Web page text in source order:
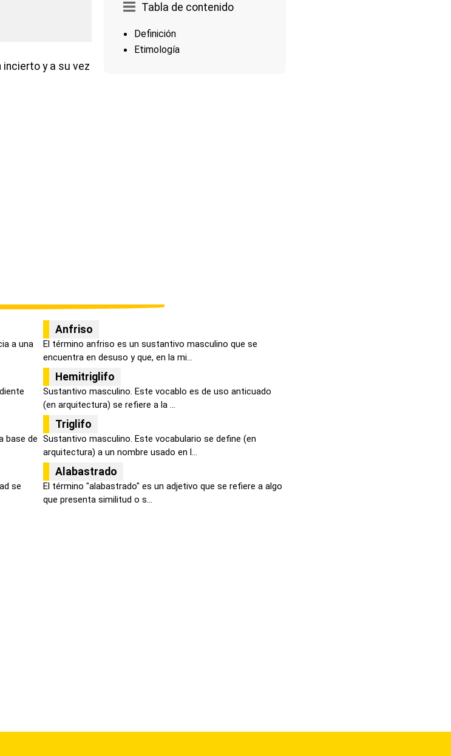
Tabla de contenido
Definición
Etimología
y a su vez
a una
Anfriso
El término anfriso es un sustantivo masculino que se
encuentra en desuso y que, en la mi...
Hemitriglifo
Sustantivo masculino. Este vocablo es de uso anticuado
(en arquitectura) se refiere a la ...
base de
Triglifo
Sustantivo masculino. Este vocabulario se define (en
arquitectura) a un nombre usado en l...
se
Alabastrado
El término "alabastrado" es un adjetivo que se refiere a algo
que presenta similitud o s...